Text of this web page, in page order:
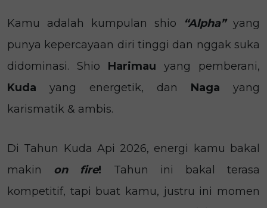
Kamu adalah kumpulan shio “Alpha”yang
punya kepercayaan diri tinggi dan nggak suka
didominasi. Shio Harimau yang pemberani,
Kuda yang energetik, dan Naga yang
karismatik & ambis.
Di Tahun Kuda Api 2026, energi kamu bakal
makin
on fire! Tahun ini bakal terasa
kompetitif, tapi buat kamu, justru ini momen